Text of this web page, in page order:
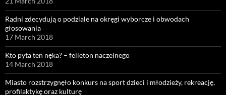
Radni zdecydują o podziale na okręgi wyborcze i obwodach
głosowania
17 March 2018
Kto pyta ten nęka? – felieton naczelnego
14 March 2018
Miasto rozstrzygnęło konkurs na sport dzieci i młodzieży, rekreację,
profilaktykę oraz kulturę